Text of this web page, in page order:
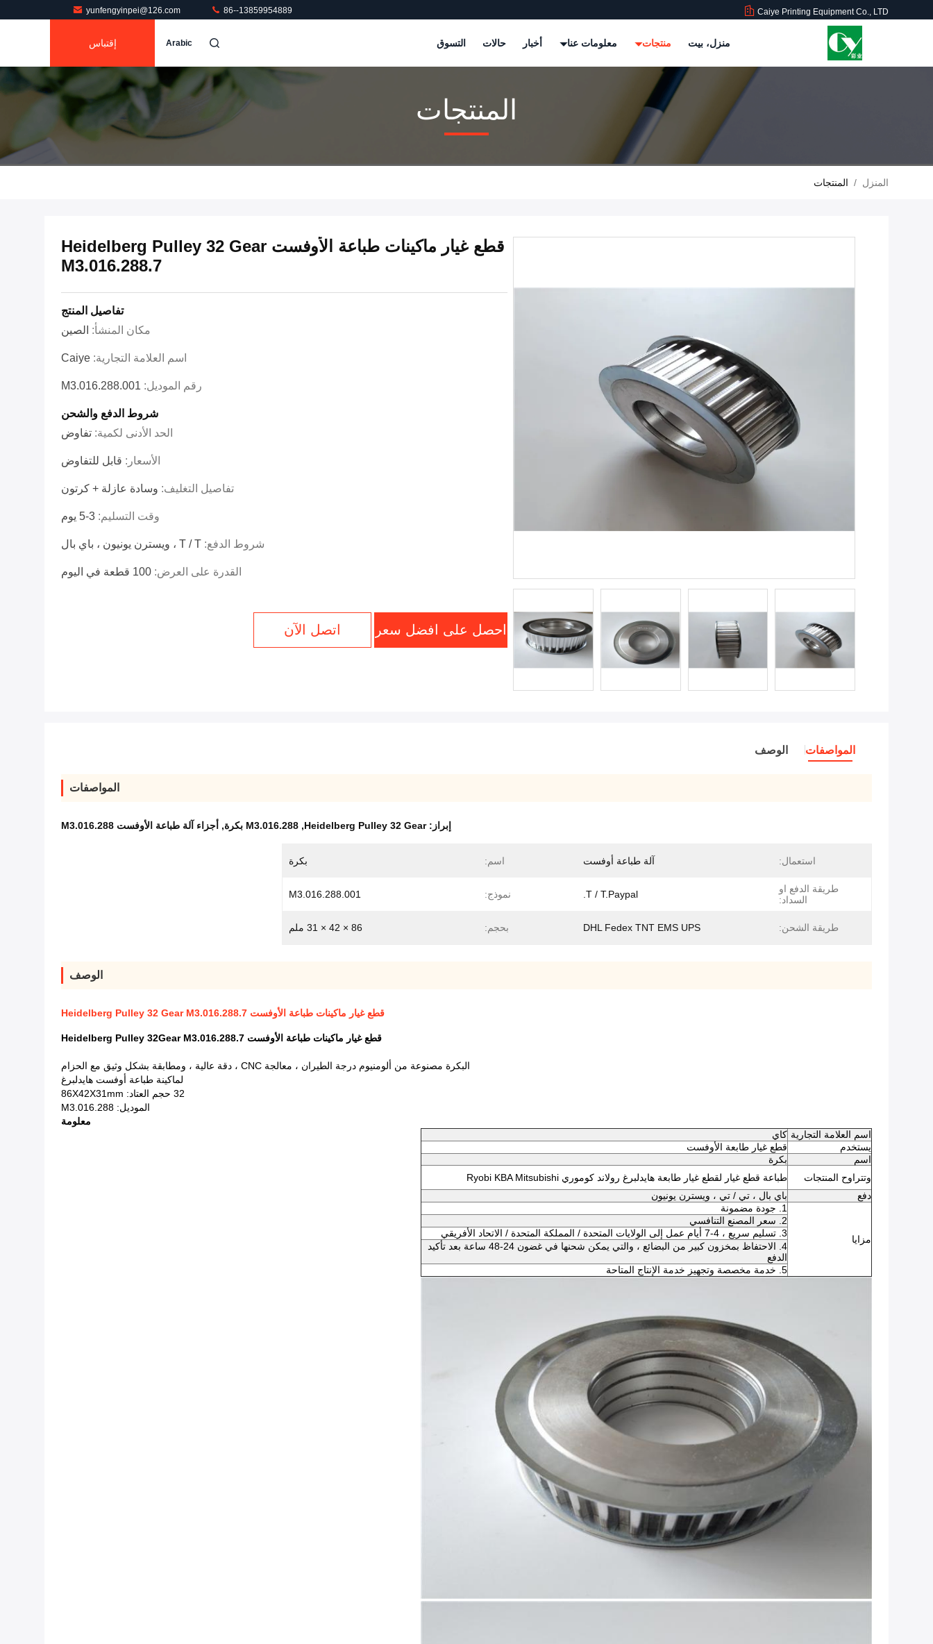
Caiye Printing Equipment Co., LTD
yunfengyinpei@126.com 86--13859954889
منزل، بيت منتجات معلومات عنا أخبار حالات التسوق Arabic إقتباس
المنتجات
المنزل / المنتجات
قطع غيار ماكينات طباعة الأوفست Heidelberg Pulley 32 Gear
M3.016.288.7
تفاصيل المنتج
مكان المنشأ: الصين
اسم العلامة التجارية: Caiye
رقم الموديل: M3.016.288.001
شروط الدفع والشحن
الحد الأدنى لكمية: تفاوض
الأسعار: قابل للتفاوض
تفاصيل التغليف: وسادة عازلة + كرتون
وقت التسليم: 3-5 يوم
شروط الدفع: T / T ، ويسترن يونيون ، باي بال
القدرة على العرض: 100 قطعة في اليوم
احصل على افضل سعر اتصل الآن
المواصفات الوصف
المواصفات
إبراز:Heidelberg Pulley 32 Gear
, M3.016.288 بكرة , أجزاء آلة طباعة الأوفست M3.016.288
استعمال: آلة طباعة أوفست اسم: بكرة
طريقة الدفع او
السداد:
T / T.Paypal. نموذج: M3.016.288.001
طريقة الشحن: DHL Fedex TNT EMS UPS بحجم: 86 × 42 × 31 ملم
الوصف
قطع غيار ماكينات طباعة الأوفست Heidelberg Pulley 32 Gear M3.016.288.7
قطع غيار ماكينات طباعة الأوفست Heidelberg Pulley 32Gear M3.016.288.7
البكرة مصنوعة من ألومنيوم درجة الطيران ، معالجة CNC ، دقة عالية ، ومطابقة بشكل وثيق مع الحزام
لماكينة طباعة أوفست هايدلبرغ
32 حجم العتاد: 86X42X31mm
الموديل: M3.016.288
معلومة
اسم العلامة التجارية كاي
يستخدم
قطع غيار طابعة الأوفست
اسم
بكرة
وتتراوح المنتجات
طباعة قطع غيار لقطع غيار طابعة هايدلبرغ رولاند كوموري Ryobi KBA Mitsubishi
دفع
باي بال ، تي / تي ، ويسترن يونيون
مزايا
1. جودة مضمونة
2. سعر المصنع التنافسي
3. تسليم سريع ، 4-7 أيام عمل إلى الولايات المتحدة / المملكة المتحدة / الاتحاد الأفريقي
4. الاحتفاظ بمخزون كبير من البضائع ، والتي يمكن شحنها في غضون 24-48 ساعة بعد تأكيد
الدفع
5. خدمة مخصصة وتجهيز خدمة الإنتاج المتاحة